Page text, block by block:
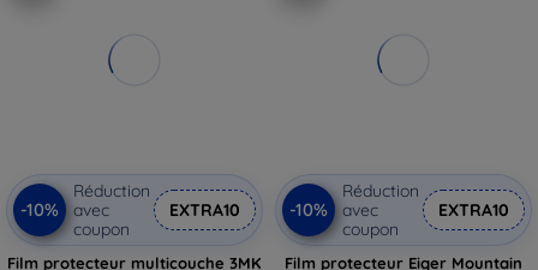
-10%
Réduction
avec
coupon
EXTRA10
Film protecteur multicouche 3MK
-10%
Réduction
avec
coupon
EXTRA10
Film protecteur Eiger Mountain